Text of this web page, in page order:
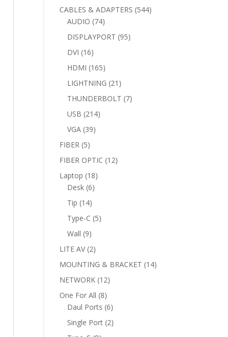
products
CABLES & ADAPTERS 544544
AUDIO 7474
products
DISPLAYPORT 9595
DVI 1616
products
HDMI 165165
products
LIGHTNING 21 21
products
THUNDERBOLT 77
USB 214214
VGA 3939
FIBER 55
products
FIBER OPTIC 1212
Laptop 1818
Desk 66
Tip 1414
products
Type-C 55
Wall 99
products
LITE AV 22
products
MOUNTING & BRACKET 1414
NETWORK 1212
One For All 88
products
Daul Ports 66
products
Single Port 22